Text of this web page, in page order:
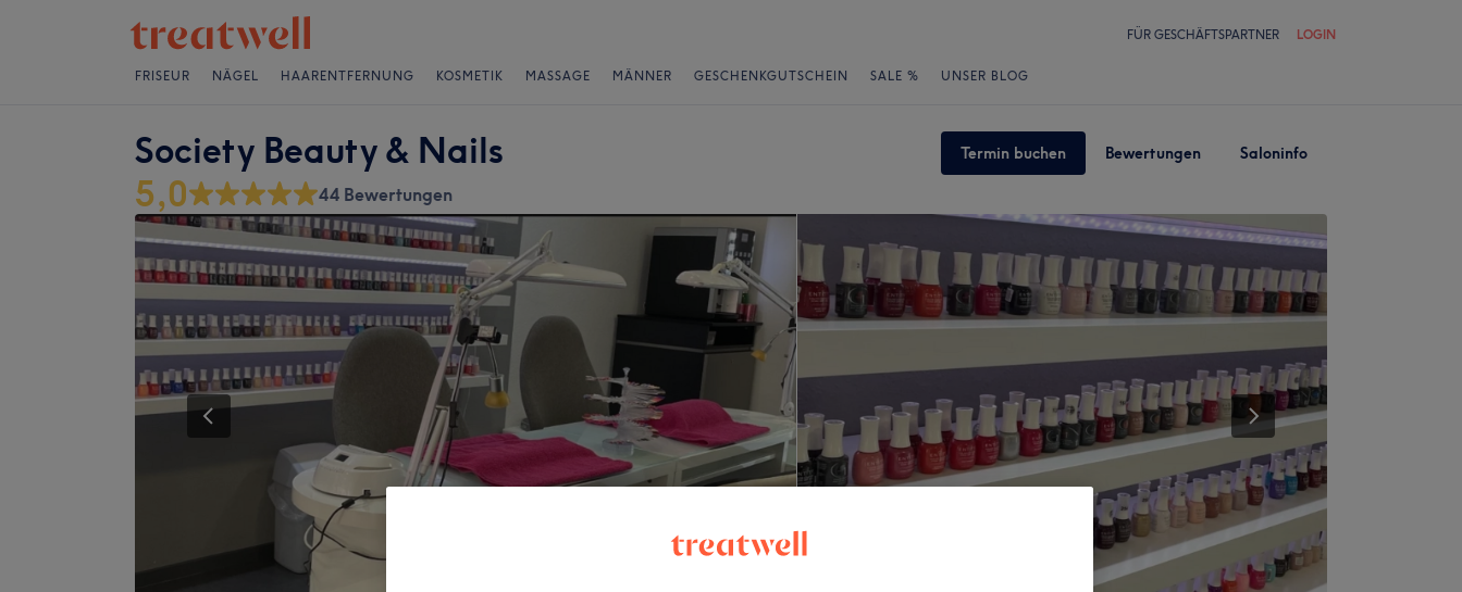
FÜR GESCHÄFTSPARTNER LOGIN
FRISEUR NÄGEL HAARENTFERNUNG KOSMETIK MASSAGE MÄNNER GESCHENKGUTSCHEIN SALE % UNSER BLOG
Society Beauty & Nails Termin buchen Bewertungen Saloninfo
5,0 44 Bewertungen